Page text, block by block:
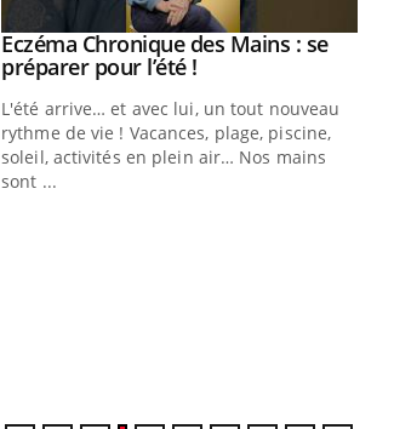
Youtube
Eczéma Chronique des Mains : se
préparer pour l’été !Youtube
L'été arrive… et avec lui, un tout nouveau
rythme de vie ! Vacances, plage, piscine,
soleil, activités en plein air… Nos mains
sont ...